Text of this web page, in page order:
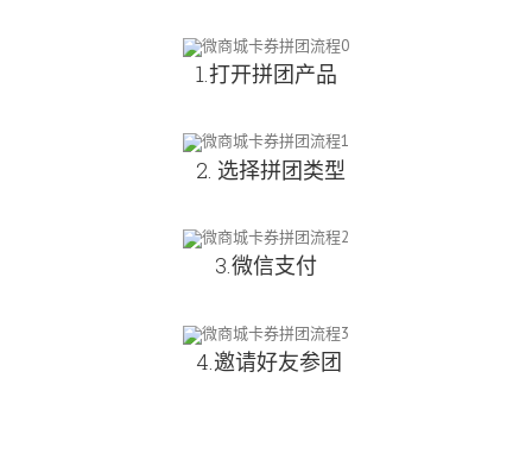
1.打开拼团产品
2. 选择拼团类型
3.微信支付
4.邀请好友参团